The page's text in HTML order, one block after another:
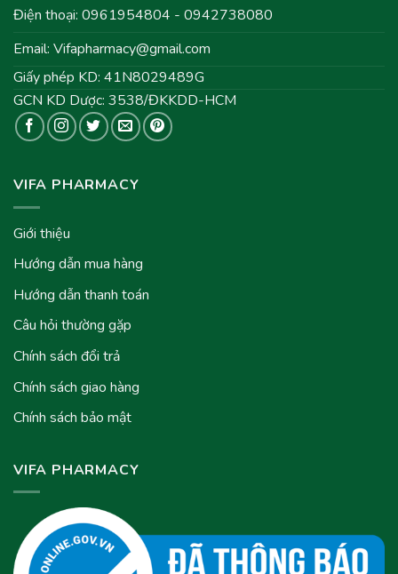
Điện thoại: 0961954804 - 0942738080
Email: Vifapharmacy@gmail.com
Giấy phép KD: 41N8029489G
GCN KD Dược: 3538/ĐKKDD-HCM
VIFA PHARMACY
Giới thiệu
Hướng dẫn mua hàng
Hướng dẫn thanh toán
Câu hỏi thường gặp
Chính sách đổi trả
Chính sách giao hàng
Chính sách bảo mật
VIFA PHARMACY